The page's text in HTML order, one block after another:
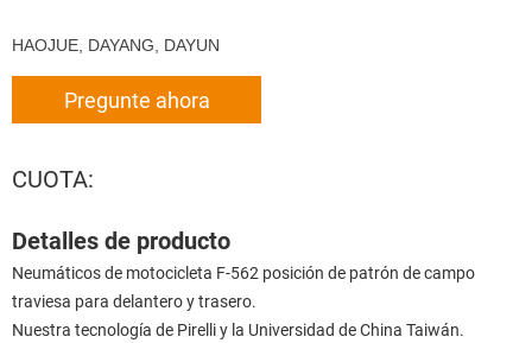
HAOJUE, DAYANG, DAYUN
Pregunte ahora
CUOTA:
Detalles de producto
Neumáticos de motocicleta F-562 posición de patrón de campo
traviesa para delantero y trasero.
Nuestra tecnología de Pirelli y la Universidad de China Taiwán.